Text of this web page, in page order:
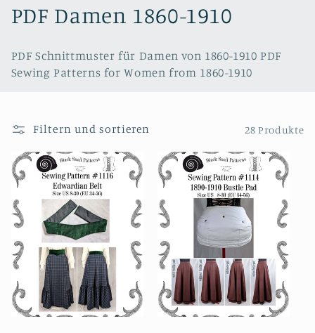
K
t
g
o
r
i
e
:
PDF Damen 1860-1910
PDF Schnittmuster für Damen von 1860-1910 PDF
Sewing Patterns for Women from 1860-1910
Filtern und sortieren 28 Produkte